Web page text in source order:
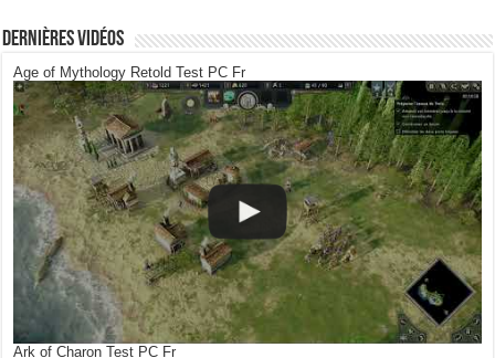
Dernières Vidéos
Age of Mythology Retold Test PC Fr
Ark of Charon Test PC Fr